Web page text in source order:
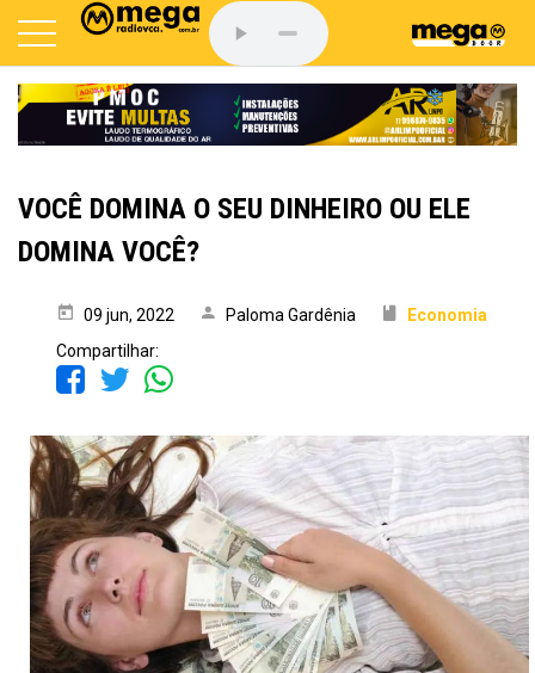
VOCÊ DOMINA O SEU DINHEIRO OU ELE
DOMINA VOCÊ?
09 jun, 2022 Paloma Gardênia
Economia
Compartilhar: